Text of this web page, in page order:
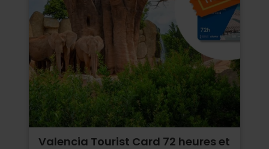
Valencia Tourist Card 72 heures et